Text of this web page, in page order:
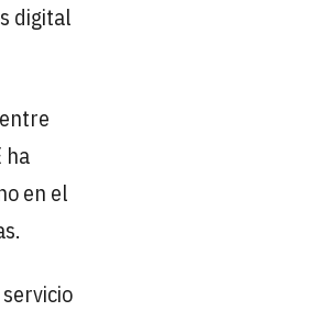
digital
ha
en el